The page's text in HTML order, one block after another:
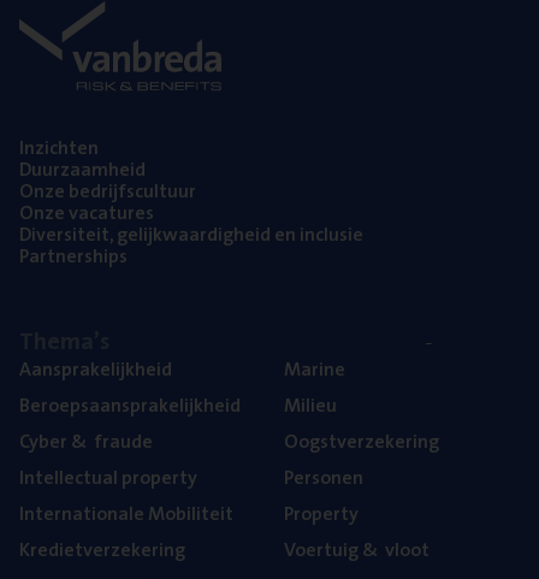
Inzich­ten
Duur­zaam­heid
Onze bedrijfs­cul­tuur
Onze vaca­tu­res
Diver­si­teit, gelijk­waar­dig­heid en inclusie
Part­ner­ships
Aan­spra­ke­lijk­heid
Beroeps­aan­spra­ke­lijk­heid
Cyber& fraude
Intel­lec­tu­al property
Inter­na­ti­o­na­le Mobiliteit
Kre­diet­ver­ze­ke­ring
Mari­ne
Mili­eu
Oogst­ver­ze­ke­ring
Per­so­nen
Pro­per­ty
Voer­tuig& vloot